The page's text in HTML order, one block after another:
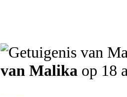
van Malika op 18